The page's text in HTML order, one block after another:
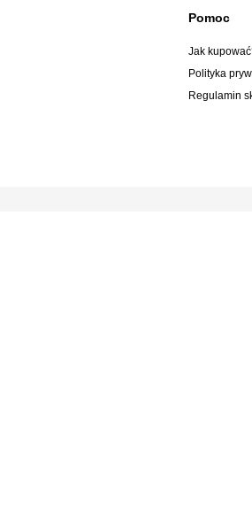
Pomoc
Jak
Polityka
Regulamin